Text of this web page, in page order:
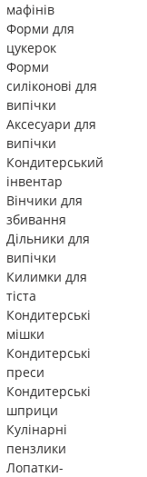
мафінів
Форми для
цукерок
Форми
силіконові для
випічки
Аксесуари для
випічки
Кондитерський
інвентар
Вінчики для
збивання
Дільники для
випічки
Килимки для
тіста
Кондитерські
мішки
Кондитерські
преси
Кондитерські
шприци
Кулінарні
пензлики
Лопатки-